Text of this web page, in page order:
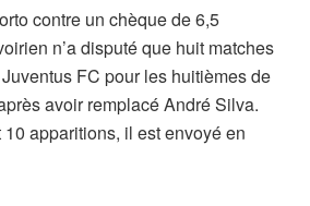
contre un chèque de 6,5
n’a disputé que huit matches
FC pour les huitièmes de
avoir remplacé André Silva.
apparitions, il est envoyé en